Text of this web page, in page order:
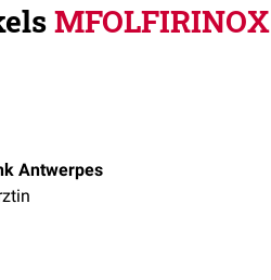
MFOLFIRINOX
Antwerpes